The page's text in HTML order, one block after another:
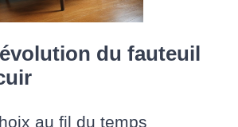
du fauteuil
au fil du temps